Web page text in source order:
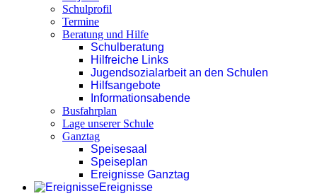
Schulprofil
Termine
Beratung und Hilfe
Schulberatung
Hilfreiche Links
Jugendsozialarbeit an den Schulen
Hilfsangebote
Informationsabende
Busfahrplan
Lage unserer Schule
Ganztag
Speisesaal
Speiseplan
Ereignisse Ganztag
Ereignisse